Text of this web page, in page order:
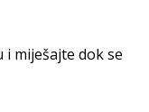
miješajte dok se